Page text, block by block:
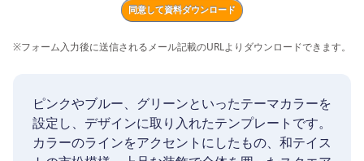
同意して資料ダウンロード
※フォーム入力後に送信されるメール記載のURLよりダウンロードできます。
ピンクやブルー、グリーンといったテーマカラーを
設定し、デザインに取り入れたテンプレートです。
カラーのラインをアクセントにしたもの、和テイス